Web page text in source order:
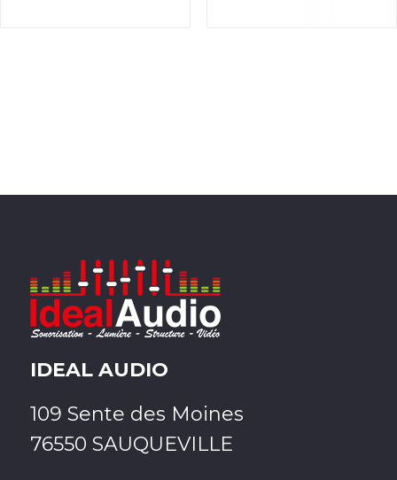
IDEAL AUDIO
109 Sente des Moines
76550 SAUQUEVILLE